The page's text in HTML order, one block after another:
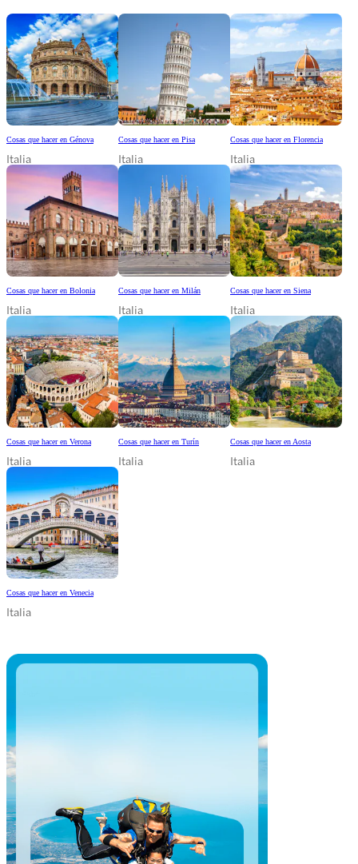
Cosas que hacer en Génova
Italia
Cosas que hacer en Pisa
Italia
Cosas que hacer en Florencia
Italia
Cosas que hacer en Bolonia
Italia
Cosas que hacer en Milán
Italia
Cosas que hacer en Siena
Italia
Cosas que hacer en Verona
Italia
Cosas que hacer en Turín
Italia
Cosas que hacer en Aosta
Italia
Cosas que hacer en Venecia
Italia